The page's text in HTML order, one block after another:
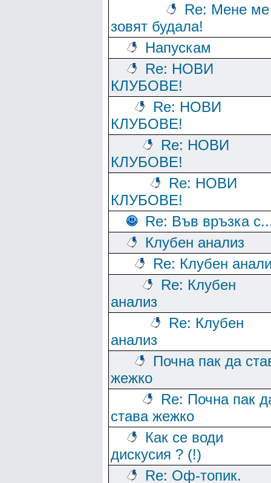
Re: Мене ме
зовят будала!
Напускам
Re: НОВИ
КЛУБОВЕ!
Re: НОВИ
КЛУБОВЕ!
Re: НОВИ
КЛУБОВЕ!
Re: НОВИ
КЛУБОВЕ!
Re: Във връзка
Клубен анализ
Re: Клубен
Re: Клубен
анализ
Re: Клубен
анализ
Почна пак да
жежко
Re: Почна пак
става жежко
Как се води
дискусия ? (!)
Re: Оф-топик.